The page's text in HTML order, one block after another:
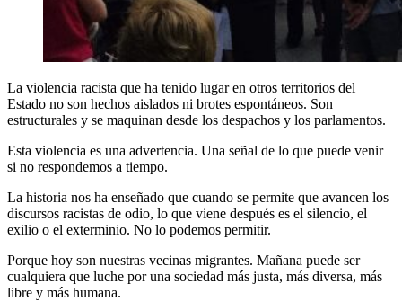
La violencia racista que ha tenido lugar en otros territorios del
Estado no son hechos aislados ni brotes espontáneos. Son
estructurales y se maquinan desde los despachos y los parlamentos.
Esta violencia es una advertencia. Una señal de lo que puede venir
si no respondemos a tiempo.
La historia nos ha enseñado que cuando se permite que avancen los
discursos racistas de odio, lo que viene después es el silencio, el
exilio o el exterminio. No lo podemos permitir.
Porque hoy son nuestras vecinas migrantes. Mañana puede ser
cualquiera que luche por una sociedad más justa, más diversa, más
libre y más humana.